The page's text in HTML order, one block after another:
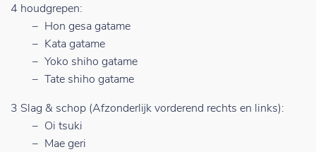
4 houdgrepen:
Hon gesa gatame
Kata gatame
Yoko shiho gatame
Tate shiho gatame
3 Slag & schop (Afzonderlijk vorderend rechts en links):
Oi tsuki
Mae geri